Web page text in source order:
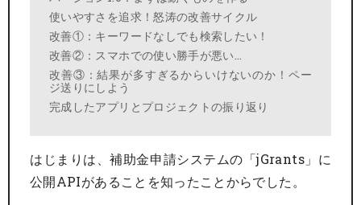
使いやすさを追求！怒涛の改善サイクル
改善①：キーワードなしでも検索したい！
改善②：スマホでの使い勝手が悪い…
改善③：結果が多すぎるからいけないのか！ペー
ジ送りにしよう
完成したアプリとプロジェクトの振り返り
はじまりは、補助金申請システムの「jGrants」に
公開APIがあることを知ったことからでした。